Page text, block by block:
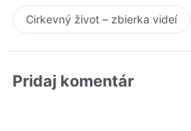
Cirkevný život – zbierka videí
Pridaj komentár